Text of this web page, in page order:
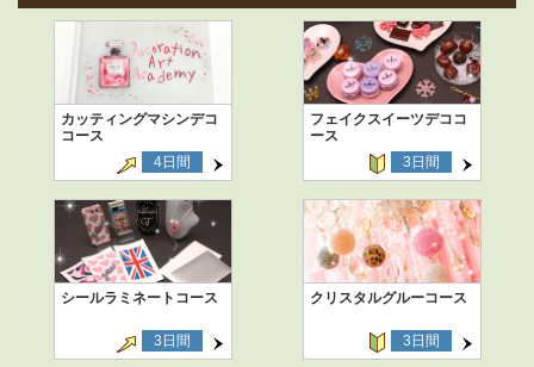
カッティングマシンデコ
コース
4日間
フェイクスイーツデココ
ース
3日間
シールラミネートコース
3日間
クリスタルグルーコース
3日間